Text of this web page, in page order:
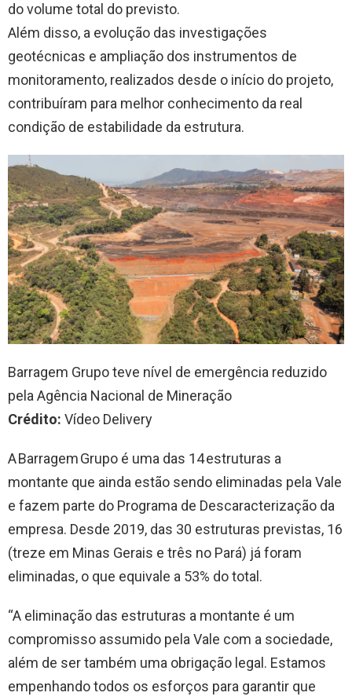
do volume total do previsto.
Além disso, a evolução das investigações
geotécnicas e ampliação dos instrumentos de
monitoramento, realizados desde o início do projeto,
contribuíram para melhor conhecimento da real
condição de estabilidade da estrutura.
Barragem Grupo teve nível de emergência reduzido
pela Agência Nacional de Mineração
Crédito: Vídeo Delivery
A Barragem Grupo é uma das 14 estruturas a
montante que ainda estão sendo eliminadas pela Vale
e fazem parte do Programa de Descaracterização da
empresa. Desde 2019, das 30 estruturas previstas, 16
(treze em Minas Gerais e três no Pará) já foram
eliminadas, o que equivale a 53% do total.
“A eliminação das estruturas a montante é um
compromisso assumido pela Vale com a sociedade,
além de ser também uma obrigação legal. Estamos
empenhando todos os esforços para garantir que